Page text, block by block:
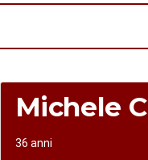
Michele
36 anni